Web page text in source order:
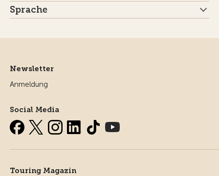
Sprache
Newsletter
Anmeldung
Social Media
Touring Magazin